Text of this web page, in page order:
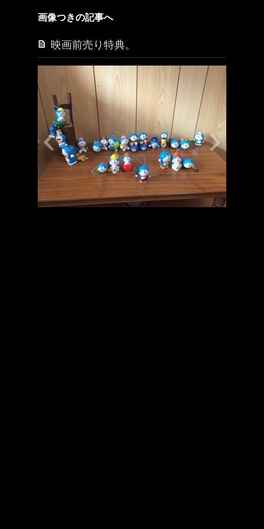
画像つきの記事へ
映画前売り特典。